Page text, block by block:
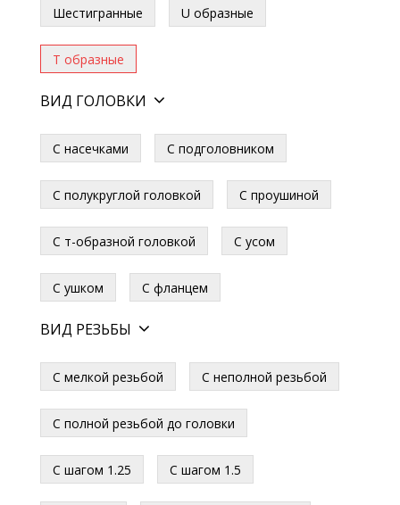
Шестигранные U образные
Т образные
ВИД ГОЛОВКИ
С насечками С подголовником
С полукруглой головкой С проушиной
С т-образной головкой С усом
С ушком С фланцем
ВИД РЕЗЬБЫ
С мелкой резьбой С неполной резьбой
С полной резьбой до головки
С шагом 1.25 С шагом 1.5